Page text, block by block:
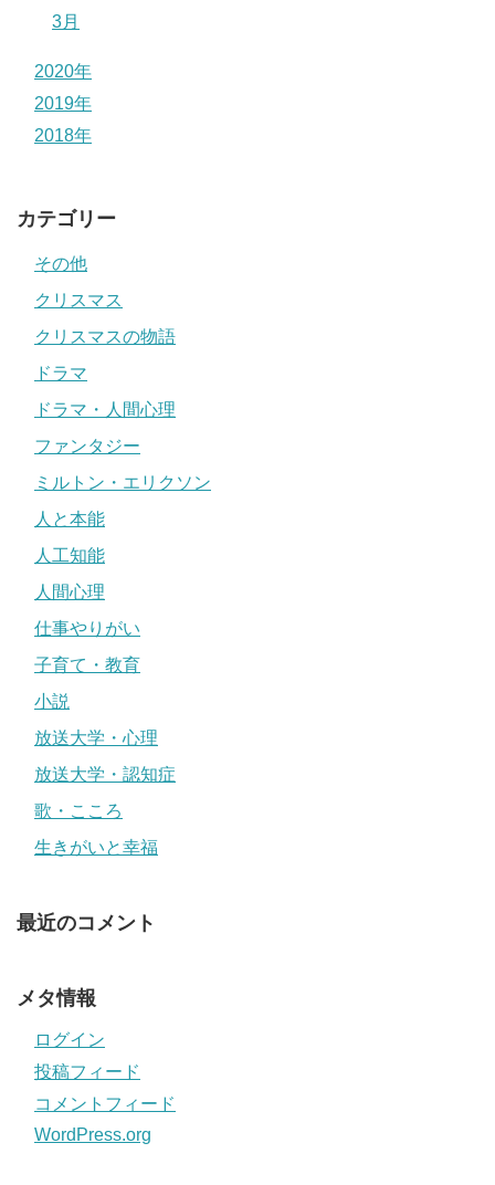
3月
2020年
2019年
2018年
カテゴリー
その他
クリスマス
クリスマスの物語
ドラマ
ドラマ・人間心理
ファンタジー
ミルトン・エリクソン
人と本能
人工知能
人間心理
仕事やりがい
子育て・教育
小説
放送大学・心理
放送大学・認知症
歌・こころ
生きがいと幸福
最近のコメント
メタ情報
ログイン
投稿フィード
コメントフィード
WordPress.org